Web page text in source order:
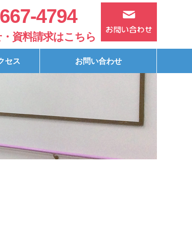
4794
資料請求はこちら
セス お問い合わせ